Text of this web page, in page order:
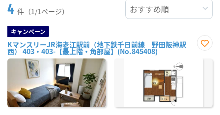
4 件（1/1ページ）
キャンペーン
KマンスリーJR海老江駅前（地下鉄千日前線 野田阪神駅
西） 403・403-【最上階・角部屋】(No.845408)
に入